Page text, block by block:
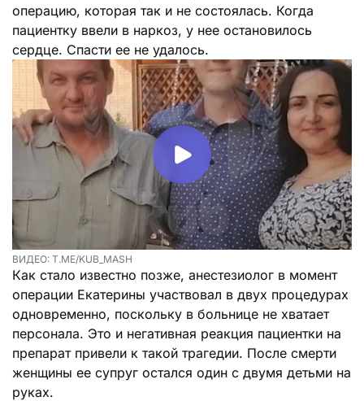
операцию, которая так и не состоялась. Когда
пациентку ввели в наркоз, у нее остановилось
сердце. Спасти ее не удалось.
ВИДЕО: T.ME/KUB_MASH
Как стало известно позже, анестезиолог в момент
операции Екатерины участвовал в двух процедурах
одновременно, поскольку в больнице не хватает
персонала. Это и негативная реакция пациентки на
препарат привели к такой трагедии. После смерти
женщины ее супруг остался один с двумя детьми на
руках.